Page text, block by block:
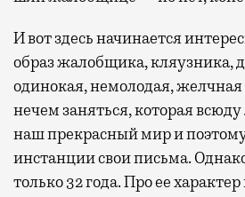
И вот здесь начинается
образ жалобщика, кляузника,
одинокая, немолодая, желчная
нечем заняться, которая всюду
наш прекрасный мир и поэтому
инстанции свои письма.
только 32 года. Про ее